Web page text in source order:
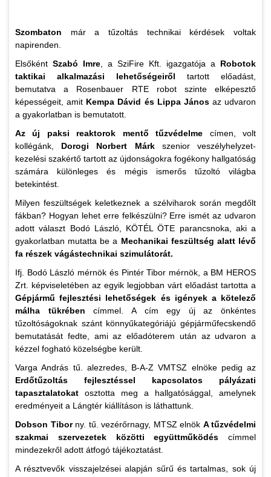
Szombaton már a tűzoltás technikai kérdések voltak
napirenden.
Elsőként Szabó Imre , a SziFire Kft. igazgatója a Robotok
taktikai alkalmazási lehetőségeiről tartott előadást,
bemutatva a Rosenbauer RTE robot szinte elképesztő
képességeit, amit Kempa Dávid és Lippa Jánosaz udvaron
a gyakorlatban is bemutatott.
Az új paksi reaktorok mentő tűzvédelme címen, volt
kollégánk,
Dorogi Norbert Márk szenior veszélyhelyzet-
kezelési szakértő tartott az újdonságokra fogékony hallgatóság
számára különleges és mégis ismerős tűzoltó világba
betekintést.
Milyen feszültségek keletkeznek a szélviharok során megdőlt
fákban? Hogyan lehet erre felkészülni? Erre ismét az udvaron
adott választ Bodó László, KÖTÉL ÖTE parancsnoka, aki a
gyakorlatban mutatta be a Mechanikai feszültség alatt lévő
fa részek vágástechnikai szimulátorát.
Ifj. Bodó László mérnök és Pintér Tibor mérnök, a BM HEROS
Zrt. képviseletében az egyik legjobban várt előadást tartotta a
Gépjármű fejlesztési lehetőségek és igények a kötelező
málha tükrében címmel. A cím egy új az önkéntes
tűzoltóságoknak szánt könnyűkategóriájú gépjárműfecskendő
bemutatását fedte, ami az előadóterem után az udvaron a
kézzel fogható közelségbe került.
Varga András tű. alezredes, B-A-Z VMTSZ elnöke pedig az
Erdőtűzoltás fejlesztéssel kapcsolatos pályázati
tapasztalatokat osztotta meg a hallgatósággal, amelynek
eredményeit a Lángtér kiállításon is láthattunk.
Dobson Tiborny. tű. vezérőrnagy, MTSZ elnök A tűzvédelmi
szakmai szervezetek közötti együttműködés címmel
mindezekről adott átfogó tájékoztatást.
A résztvevők visszajelzései alapján sűrű és tartalmas, sok új